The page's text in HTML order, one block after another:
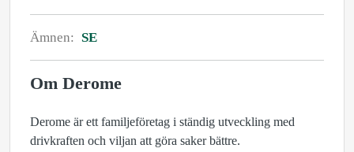
Ämnen: SE
Om Derome
Derome är ett familjeföretag i ständig utveckling med
drivkraften och viljan att göra saker bättre.